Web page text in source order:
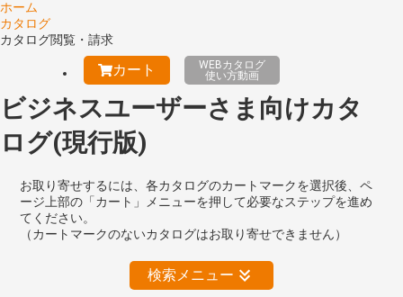
ホーム
カタログ
カタログ閲覧・請求
カート
WEBカタログ
使い方動画
ビジネスユーザーさま向けカタ
ログ(現行版)
お取り寄せするには、各カタログのカートマークを選択後、ペ
ージ上部の「カート」メニューを押して必要なステップを進め
てください。
（カートマークのないカタログはお取り寄せできません）
検索メニュー